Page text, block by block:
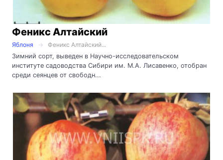
Феникс Алтайский
Яблоня
Феникс Алтайский...
Зимний сорт, выведен в Научно-исследовательском
институте садоводства Сибири им. М.А. Лисавенко, отобран
среди сеянцев от свободн...